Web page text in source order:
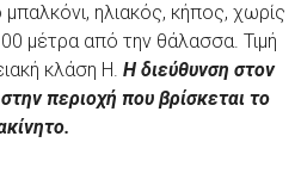
μπαλκόνι, ηλιακός, κήπος, χωρίς
μέτρα από την θάλασσα. Τιμή
κλάση Η. Η διεύθυνση στον
περιοχή που βρίσκεται το